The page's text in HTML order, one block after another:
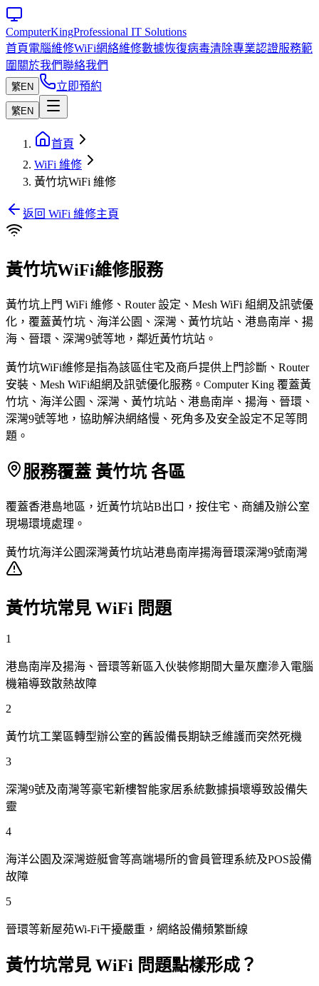
ComputerKingProfessional IT Solutions
首頁電腦維修WiFi網絡維修數據恢復病毒清除專業認證服務範
圍 關於我們聯絡我們
繁EN 立即預約
繁EN
首頁
WiFi 維修
黃竹坑WiFi 維修
返回 WiFi 維修主頁
黃竹坑WiFi維修服務
黃竹坑上門 WiFi 維修、Router 設定、Mesh WiFi 組網及訊號優
化，覆蓋黃竹坑、海洋公園、深灣、黃竹坑站、港島南岸、揚
海、晉環、深灣9號等地，鄰近黃竹坑站。
黃竹坑WiFi維修是指為該區住宅及商戶提供上門診斷、Router
安裝、Mesh WiFi組網及訊號優化服務。Computer King 覆蓋黃
竹坑、海洋公園、深灣、黃竹坑站、港島南岸、揚海、晉環、
深灣9號等地，協助解決網絡慢、死角多及安全設定不足等問
題。
服務覆蓋 黃竹坑 各區
覆蓋香港島地區，近黃竹坑站B出口，按住宅、商舖及辦公室
現場環境處理。
黃竹坑海洋公園深灣黃竹坑站港島南岸揚海晉環深灣9號南灣
黃竹坑常見 WiFi 問題
1
港島南岸及揚海、晉環等新區入伙裝修期間大量灰塵滲入電腦
機箱導致散熱故障
2
黃竹坑工業區轉型辦公室的舊設備長期缺乏維護而突然死機
3
深灣9號及南灣等豪宅新樓智能家居系統數據損壞導致設備失
靈
4
海洋公園及深灣遊艇會等高端場所的會員管理系統及POS設備
故障
5
晉環等新屋苑Wi-Fi干擾嚴重，網絡設備頻繁斷線
黃竹坑常見 WiFi 問題點樣形成？